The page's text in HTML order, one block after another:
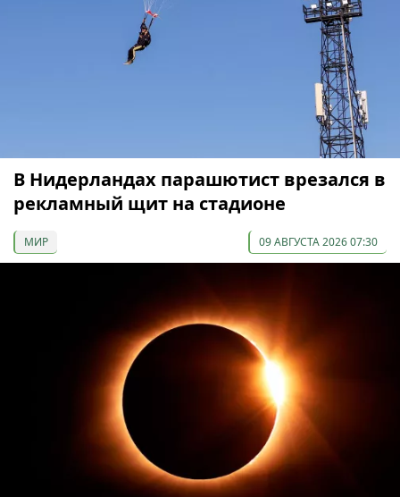
В Нидерландах парашютист врезался в
рекламный щит на стадионе
МИР 09 АВГУСТА 2026 07:30